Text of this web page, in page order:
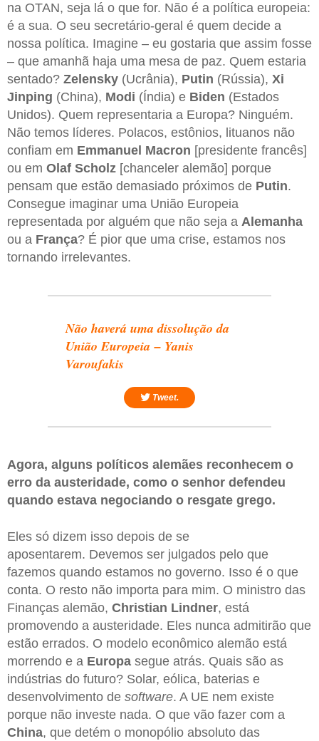
na OTAN, seja lá o que for. Não é a política europeia:
é a sua. O seu secretário-geral é quem decide a
nossa política. Imagine – eu gostaria que assim fosse
– que amanhã haja uma mesa de paz. Quem estaria
sentado? Zelensky (Ucrânia), Putin (Rússia), Xi
Jinping (China), Modi (Índia) e Biden (Estados
Unidos). Quem representaria a Europa? Ninguém.
Não temos líderes. Polacos, estônios, lituanos não
confiam em Emmanuel Macron [presidente francês]
ou em Olaf Scholz [chanceler alemão] porque
pensam que estão demasiado próximos de Putin.
Consegue imaginar uma União Europeia
representada por alguém que não seja a Alemanha
ou a França? É pior que uma crise, estamos nos
tornando irrelevantes.
Não haverá uma dissolução da
União Europeia– Yanis
Varoufakis
Tweet.
Agora, alguns políticos alemães reconhecem o
erro da austeridade, como o senhor defendeu
quando estava negociando o resgate grego.
Eles só dizem isso depois de se
aposentarem. Devemos ser julgados pelo que
fazemos quando estamos no governo. Isso é o que
conta. O resto não importa para mim. O ministro das
Finanças alemão, Christian Lindner, está
promovendo a austeridade. Eles nunca admitirão que
estão errados. O modelo econômico alemão está
morrendo e a Europa segue atrás. Quais são as
indústrias do futuro? Solar, eólica, baterias e
desenvolvimento de software. A UE nem existe
porque não investe nada. O que vão fazer com a
China, que detém o monopólio absoluto das